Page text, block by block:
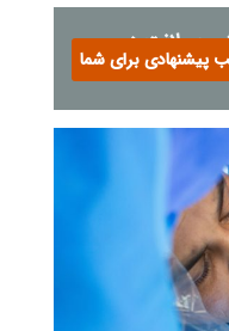
سیلانت در
پیشنهادی برای شما